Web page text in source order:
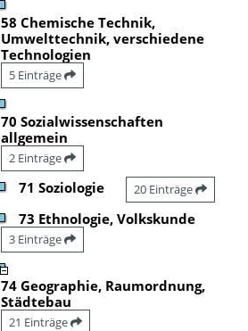
58 Chemische Technik,
Umwelttechnik, verschiedene
Technologien
5 Einträge
70 Sozialwissenschaften
allgemein
2 Einträge
71 Soziologie 20 Einträge
73 Ethnologie, Volkskunde
3 Einträge
74 Geographie, Raumordnung,
Städtebau
21 Einträge